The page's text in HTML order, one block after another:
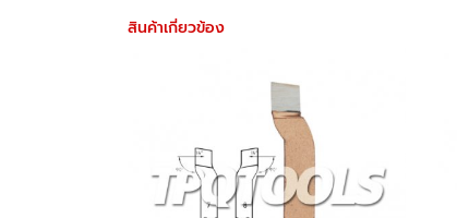
สินค้าเกี่ยวข้อง